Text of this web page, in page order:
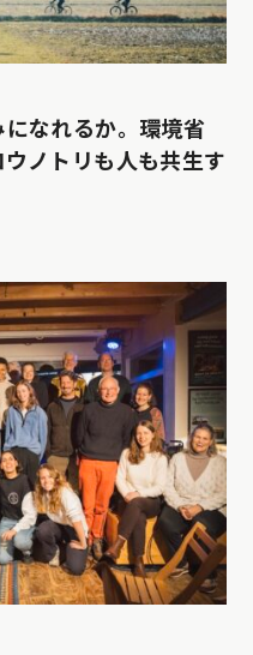
なれるか。環境省
ノトリも人も共生す